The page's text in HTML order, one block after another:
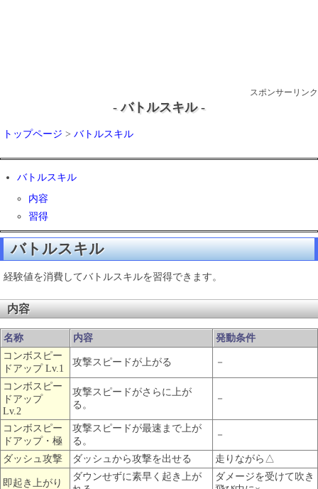
スポンサーリンク
- バトルスキル -
トップページ > バトルスキル
バトルスキル
内容
習得
バトルスキル
経験値を消費してバトルスキルを習得できます。
内容
名称 内容
発動条件
コンボスピー
ドアップ Lv.1
攻撃スピードが上がる －
コンボスピー
ドアップ
Lv.2
攻撃スピードがさらに上が
る。
－
コンボスピー
ドアップ・極
攻撃スピードが最速まで上が
る。
－
ダッシュ攻撃 ダッシュから攻撃を出せる 走りながら△
即起き上がり
ダウンせずに素早く起き上が
ダメージを受けて吹き